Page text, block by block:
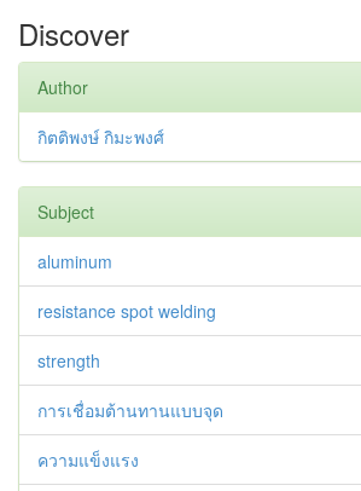
Discover
Author
กิตติพงษ์ กิมะพงศ์
Subject
aluminum
resistance spot welding
strength
การเชื่อมต้านทานแบบจุด
ความแข็งแรง